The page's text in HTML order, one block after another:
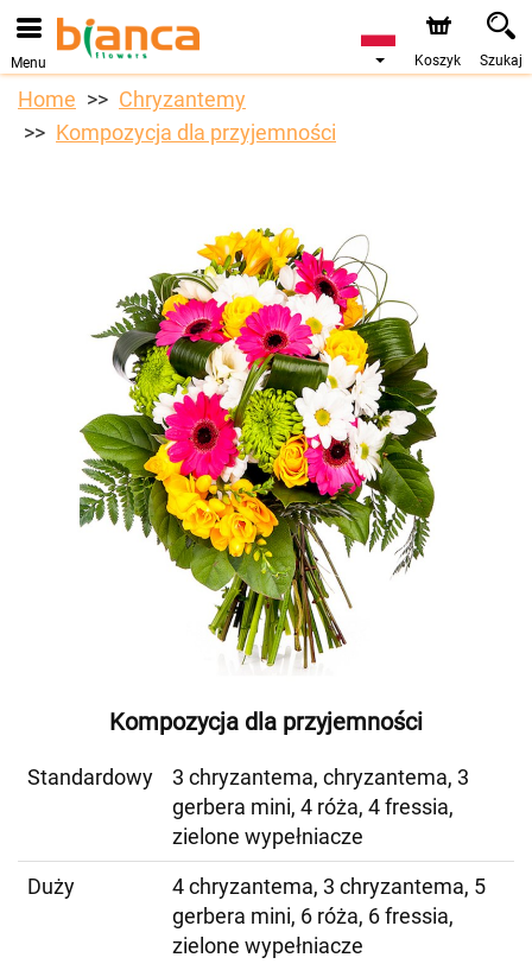
Menu Koszyk Szukaj
Home
Chryzantemy
Kompozycja dla przyjemności
Kompozycja dla przyjemności
Standardowy
3 chryzantema, chryzantema, 3
gerbera mini, 4 róża, 4 fressia,
zielone wypełniacze
Duży
4 chryzantema, 3 chryzantema, 5
gerbera mini, 6 róża, 6 fressia,
zielone wypełniacze